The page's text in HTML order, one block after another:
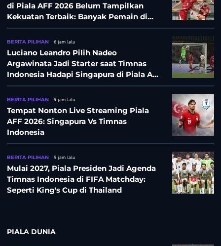
di Piala AFF 2026 Belum Tampilkan
Kekuatan Terbaik: Banyak Pemain di
Eropa Tidak Bisa Berpartisipasi
BERITA PILIHAN 6 jam lalu
Luciano Leandro Pilih Nadeo
Argawinata Jadi Starter saat Timnas
Indonesia Hadapi Singapura di Piala AFF
2026: Pengalaman Jadi Kunci
BERITA PILIHAN 9 jam lalu
Tempat Nonton Live Streaming Piala
AFF 2026: Singapura Vs Timnas
Indonesia
BERITA PILIHAN 9 jam lalu
Mulai 2027, Piala Presiden Jadi Agenda
Timnas Indonesia di FIFA Matchday:
Seperti King's Cup di Thailand
PIALA DUNIA